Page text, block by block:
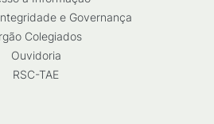
e Governança
Colegiados
Ouvidoria
RSC-TAE